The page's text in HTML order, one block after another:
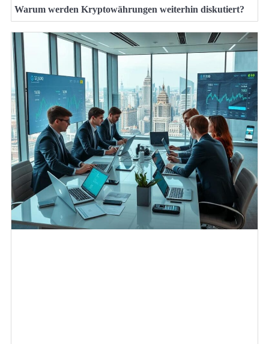
Warum werden Kryptowährungen weiterhin diskutiert?